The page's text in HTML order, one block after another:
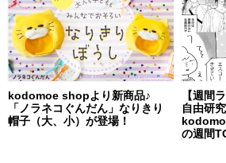
kodomoe shopより新商品♪
「ノラネコぐんだん」なりきり
帽子（大、小）が登場！
【週間
自由研
の週間